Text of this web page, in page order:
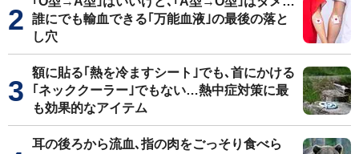
誰にでも輸血できる｢万能血液｣の最後の落と
し穴
額に貼る｢熱を冷ますシート｣でも､首にかける
｢ネッククーラー｣でもない…熱中症対策に最
も効果的なアイテム
耳の後ろから流血､指の肉をごっそり食べら